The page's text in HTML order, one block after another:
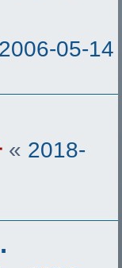
2006-05-14
« 2018-